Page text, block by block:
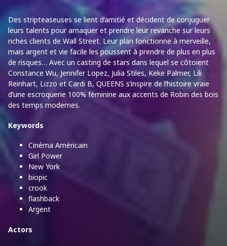
Des stripteaseuses se lient d’amitié et décident de conjuguer
leurs talents pour arnaquer et prendre leur revanche sur leurs
riches clients de Wall Street. Leur plan fonctionne à merveille,
mais argent et vie facile les poussent à prendre de plus en plus
de risques… Avec un casting de stars dans lequel se côtoient
Constance Wu, Jennifer Lopez, Julia Stiles, Keke Palmer, Lili
Reinhart, Lizzo et Cardi B, QUEENS s’inspire de l’histoire vraie
d’une escroquerie 100% féminine aux accents de Robin des bois
des temps modernes.
Keywords
Cinéma Américain
Girl Power
New York
biopic
crook
flashback
Argent
Actors